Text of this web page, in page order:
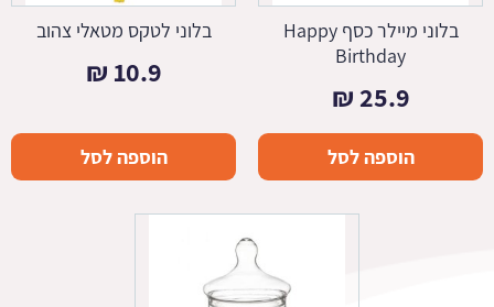
בלוני מיילר כסף Happy
Birthday
25.9
₪
הוספה לסל
בלוני לטקס מטאלי צהוב
10.9
₪
הוספה לסל